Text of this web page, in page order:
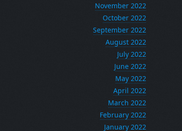
November 2022
October 2022
September 2022
August 2022
July 2022
June 2022
May 2022
April 2022
March 2022
February 2022
January 2022